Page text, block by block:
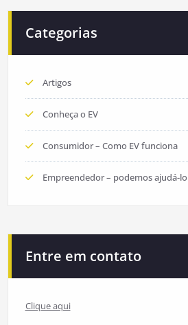
Categorias
Artigos
Conheça o EV
Consumidor – Como EV funciona
Empreendedor – podemos ajudá-lo
Entre em contato
Clique aqui